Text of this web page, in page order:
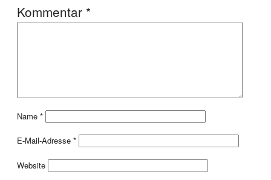
Kommentar *
Name *
E-Mail-Adresse *
Website